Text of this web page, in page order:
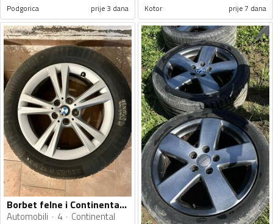
Podgorica prije 3 dana Kotor prije 7 dana
Borbet felne i Continental gume
Automobili 4 Continental